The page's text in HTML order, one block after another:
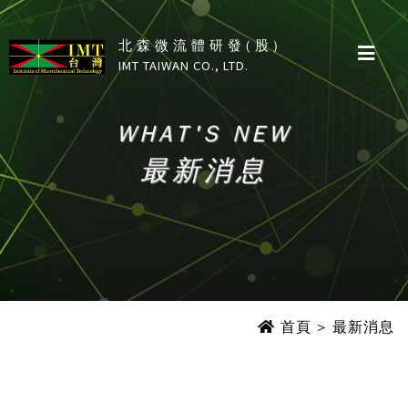
北森微流體研發(股)
IMT TAIWAN CO., LTD.
WHAT'S NEW
最新消息
WHAT'S NEW
最新消息
首頁 > 最新消息